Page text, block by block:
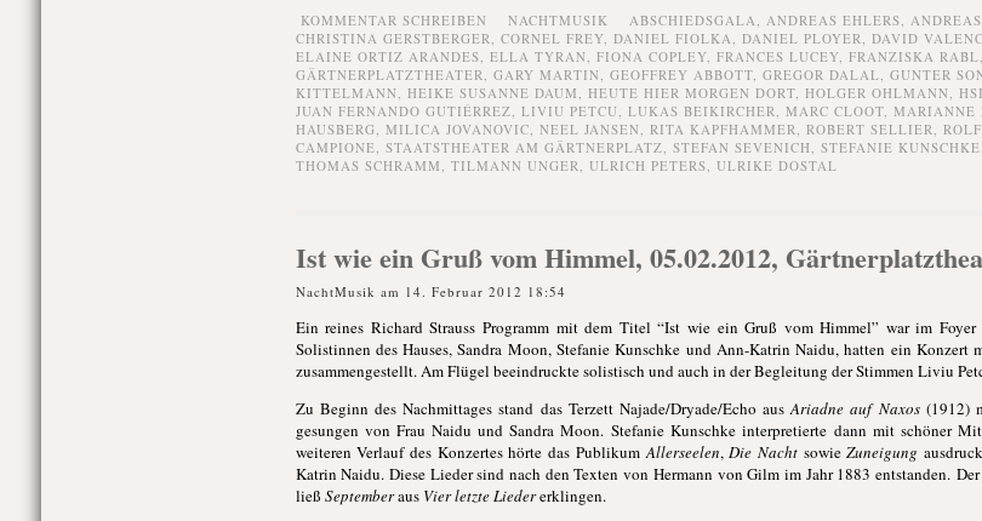
KOMMENTAR SCHREIBEN NACHTMUSIK ABSCHIEDSGALA, ANDREAS EHLERS,
CHRISTINA GERSTBERGER, CORNEL FREY, DANIEL FIOLKA, DANIEL PLOYER, DAVID
ELAINE ORTIZ ARANDES, ELLA TYRAN, FIONA COPLEY, FRANCES LUCEY, FRANZISKA RABL,
GÄRTNERPLATZTHEATER, GARY MARTIN, GEOFFREY ABBOTT, GREGOR DALAL, GUNTER
KITTELMANN, HEIKE SUSANNE DAUM, HEUTE HIER MORGEN DORT, HOLGER OHLMANN,
JUAN FERNANDO GUTIÉRREZ, LIVIU PETCU, LUKAS BEIKIRCHER, MARC CLOOT, MARIANNE
HAUSBERG, MILICA JOVANOVIC, NEEL JANSEN, RITA KAPFHAMMER, ROBERT SELLIER,
CAMPIONE, STAATSTHEATER AM GÄRTNERPLATZ, STEFAN SEVENICH, STEFANIE KUNSCHKE,
THOMAS SCHRAMM, TILMANN UNGER, ULRICH PETERS, ULRIKE DOSTAL
Ist wie ein Gruß vom Himmel, 05.02.2012,
NachtMusik am 14. Februar 2012 18:54
Ein reines Richard Strauss Programm mit dem Titel “Ist wie ein Gruß vom Himmel” war im Foyer
Solistinnen des Hauses, Sandra Moon, Stefanie Kunschke und Ann-Katrin Naidu, hatten ein
zusammengestellt. Am Flügel beeindruckte solistisch und auch in der Begleitung der Stimmen Liviu
Zu Beginn des Nachmittages stand das Terzett Najade/Dryade/Echo ausAriadne auf Naxos(1912)
gesungen von Frau Naidu und Sandra Moon. Stefanie Kunschke interpretierte dann mit schöner
weiteren Verlauf des Konzertes hörte das PublikumAllerseelen,Die NachtsowieZuneigung
Katrin Naidu. Diese Lieder sind nach den Texten von Hermann von Gilm im Jahr 1883 entstanden.
ließ Septemberaus Vier letzte Liedererklingen.